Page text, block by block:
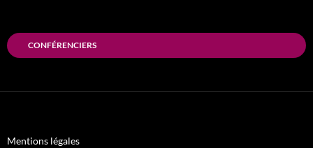
CONFÉRENCIERS
Mentions légales